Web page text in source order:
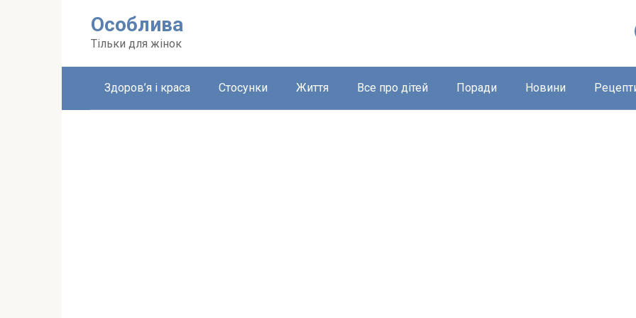
Особлива
Тільки для жінок
Здоров’я і краса Стосунки Життя Все про дітей Поради Новини